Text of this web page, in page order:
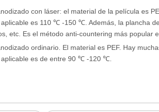
con láser: el material de la película es
es 110 ℃ -150 ℃. Además, la plancha
etc. Es el método anti-countering más
ordinario. El material es PEF. Hay
es de entre 90 ℃ -120 ℃.